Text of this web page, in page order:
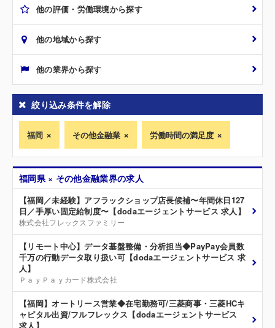
他の評価・労働環境から探す
他の地域から探す
他の業界から探す
絞り込み条件を解除
福岡 その他金融業 労働時間の満足度
福岡県 × その他金融業界の求人
【福岡／未経験】アフラックショップ店長候補〜年間休日127
日／手厚い固定給制度〜【dodaエージェントサービス 求人】
株式会社フレックスファミリー
【リモート中心】データ基盤整備・分析担当◆PayPay会員数
千万の行動データ取り扱い可【dodaエージェントサービス 求
人】
ＰａｙＰａｙカード株式会社
【福岡】オートリース営業◆在宅勤務可/三菱商事・三菱HCキ
ャピタル出資/フルフレックス【dodaエージェントサービス
求人】